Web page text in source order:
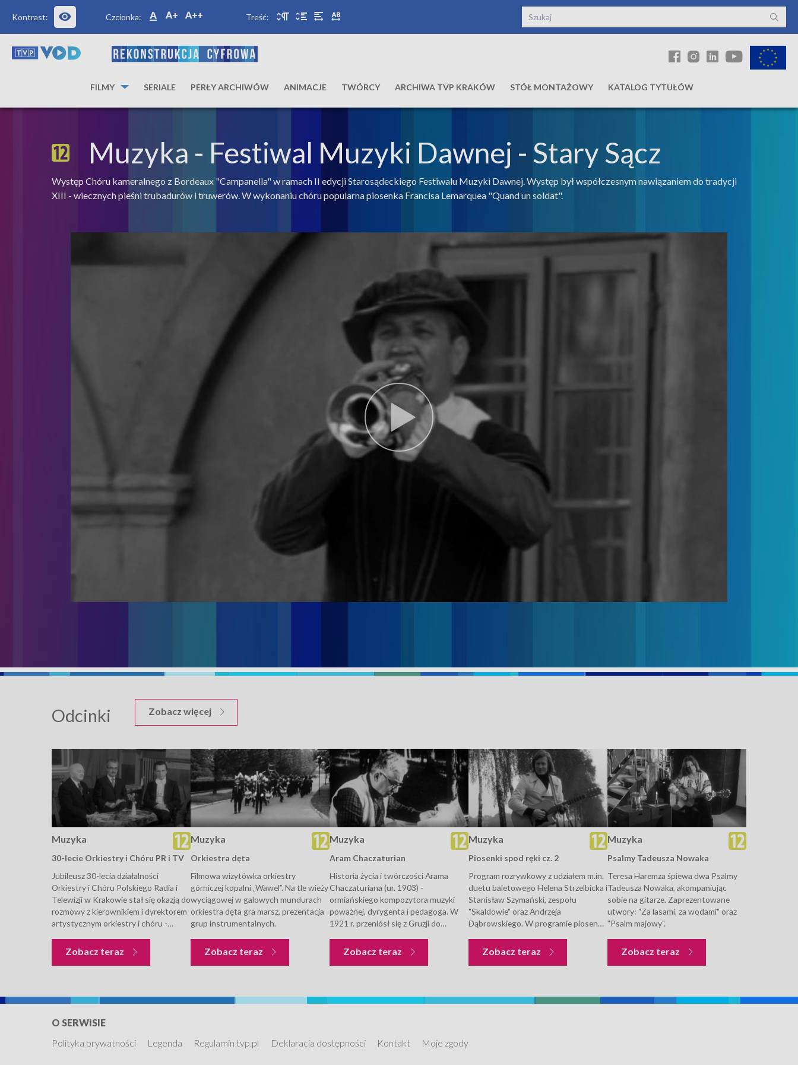
Kontrast: Czcionka: Treść:
FILMY SERIALE PERŁY ARCHIWÓW ANIMACJE TWÓRCY ARCHIWA TVP KRAKÓW STÓŁ MONTAŻOWY KATALOG TYTUŁÓW
Muzyka - Festiwal Muzyki Dawnej - Stary Sącz
Występ Chóru kameralnego z Bordeaux "Campanella" w ramach II edycji Starosądeckiego Festiwalu Muzyki Dawnej. Występ był współczesnym nawiązaniem do tradycji
XIII - wiecznych pieśni trubadurów i truwerów. W wykonaniu chóru popularna piosenka Francisa Lemarquea "Quand un soldat".
Odcinki Zobacz więcej odcinków Muzyka
Muzyka
30-lecie Orkiestry i Chóru PR i TV
Jubileusz 30-lecia działalności
Orkiestry i Chóru Polskiego Radia i
Telewizji w Krakowie stał się okazją do
rozmowy z kierownikiem i dyrektorem
artystycznym orkiestry i chóru -
chóru - Tadeuszem Dobrzańskim. W
rozmowie uczestniczy również
Zobacz teraz Muzyka
Muzyka
Orkiestra dęta
Filmowa wizytówka orkiestry
górniczej kopalni „Wawel”. Na tle wieży
wyciągowej w galowych mundurach
orkiestra dęta gra marsz, prezentacja
grup instrumentalnych.
Zobacz teraz Muzyka
Muzyka
Aram Chaczaturian
Historia życia i twórczości Arama
Chaczaturiana (ur. 1903) -
ormiańskiego kompozytora muzyki
poważnej, dyrygenta i pedagoga. W
1921 r. przeniósł się z Gruzji do
Uważany jest za jednego z
największych radzieckich
Zobacz teraz Muzyka
Muzyka
Piosenki spod ręki cz. 2
Program rozrywkowy z udziałem m.in.
duetu baletowego Helena Strzelbicka i
Stanisław Szymański, zespołu
"Skaldowie" oraz Andrzeja
Dąbrowskiego. W programie piosenki:
Zieliński, sł. Wojciech Młynarski),
"Where Do I Begin?"/ "Love Story" -
Zobacz teraz Muzyka
Muzyka
Psalmy Tadeusza Nowaka
Teresa Haremza śpiewa dwa Psalmy
Tadeusza Nowaka, akompaniując
sobie na gitarze. Zaprezentowane
utwory: "Za lasami, za wodami" oraz
"Psalm majowy".
Zobacz teraz Muzyka
O SERWISIE
Polityka prywatności
Legenda Regulamin tvp.pl Deklaracja dostępności Kontakt Moje zgody